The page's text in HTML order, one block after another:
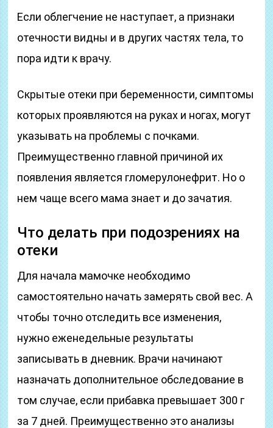
Если облегчение не наступает, а признаки
отечности видны и в других частях тела, то
пора идти к врачу.
Скрытые отеки при беременности, симптомы
которых проявляются на руках и ногах, могут
указывать на проблемы с почками.
Преимущественно главной причиной их
появления является гломерулонефрит. Но о
нем чаще всего мама знает и до зачатия.
Что делать при подозрениях на
отеки
Для начала мамочке необходимо
самостоятельно начать замерять свой вес. А
чтобы точно отследить все изменения,
нужно еженедельные результаты
записывать в дневник. Врачи начинают
назначать дополнительное обследование в
том случае, если прибавка превышает 300 г
за 7 дней. Преимущественно это анализы